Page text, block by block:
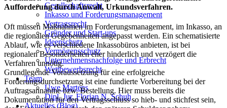
Gesellschaftsrecht
Inkasso und Forderungsmanagement
Vertragsrecht
Gründer und Start-ups
Ideenschutz
Vermögensschutz
Unternehmensnachfolge und Erbrecht
Wettbewerbsrecht
Team
Uwe Martens
Dipl. Jur. Florian N. Schuh
Aktuelles (Blog)
Aufforderung durch Anwalt, Urkundsverfahren.
Oft müssen Maßnahmen im Forderungsmanagement, im Inkasso, an
die regionalen Gegebenheiten angepasst werden. Ein schematisierte
Ablauf, wie es verschiedene Inkassobüros anbieten, ist bei
regionalen Besonderheiten eher hinderlich und verzögert die
Verfahren unnötig.
Grundlegende Voraussetzung für eine erfolgreiche
Forderungsdurchsetzung ist eine fundierte Vorbereitung bei der
Auftragsannahme bzw. Bestellung. Hier muss bereits die
Dokumentation für den Vertragsschluss so hieb- und stichfest sein,